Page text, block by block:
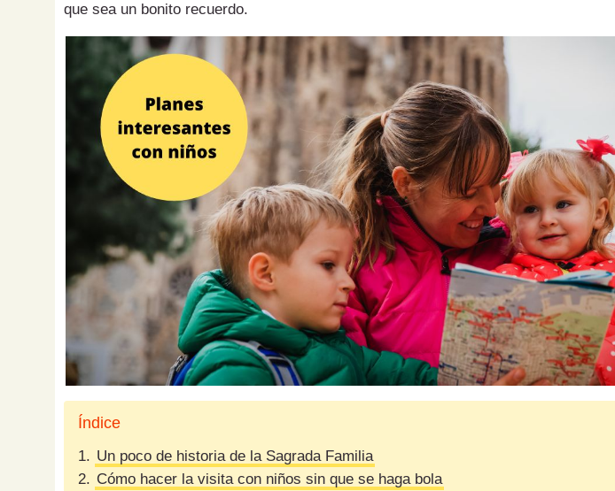
que sea un bonito recuerdo.
Índice
1. Un poco de historia de la Sagrada Familia
2. Cómo hacer la visita con niños sin que se haga bola